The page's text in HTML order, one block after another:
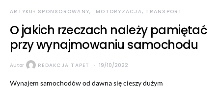
ARTYKUŁ SPONSOROWANY MOTORYZACJA, TRANSPORT
O jakich rzeczach należy pamiętać
przy wynajmowaniu samochodu
Autor REDAKCJA TAPET 19/10/2022
Wynajem samochodów od dawna się cieszy dużym